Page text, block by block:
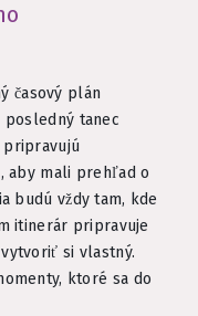
časový plán
tanec
pripravujú
aby mali prehľad o
budú vždy tam, kde
itinerár pripravuje
si vlastný.
ktoré sa do